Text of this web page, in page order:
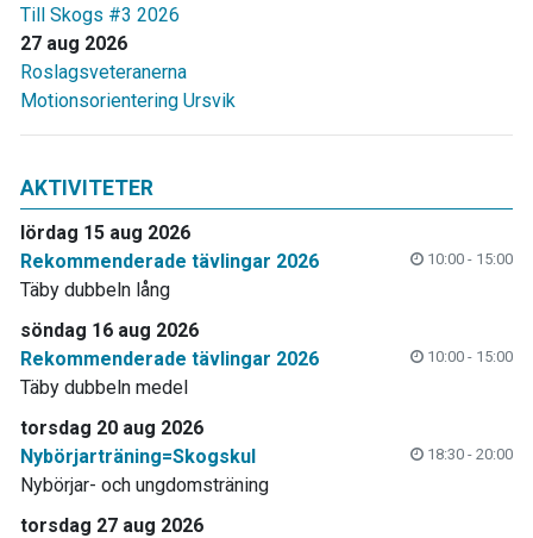
Till Skogs #3 2026
27 aug 2026
Roslagsveteranerna
Motionsorientering Ursvik
AKTIVITETER
lördag 15 aug 2026
Rekommenderade tävlingar 2026
10:00 - 15:00
Täby dubbeln lång
söndag 16 aug 2026
Rekommenderade tävlingar 2026
10:00 - 15:00
Täby dubbeln medel
torsdag 20 aug 2026
Nybörjarträning=Skogskul
18:30 - 20:00
Nybörjar- och ungdomsträning
torsdag 27 aug 2026